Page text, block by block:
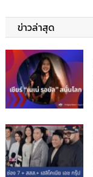
ข่าวล่าสุด